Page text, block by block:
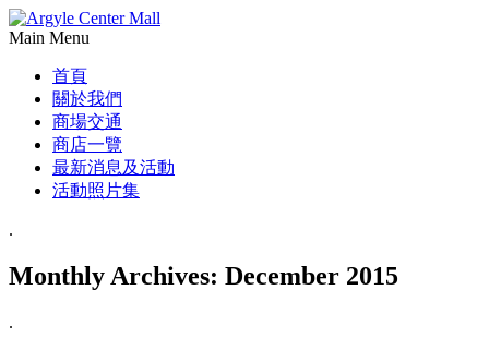
Main Menu
首頁
關於我們
商場交通
商店一覽
最新消息及活動
活動照片集
.
Monthly Archives: December 2015
.